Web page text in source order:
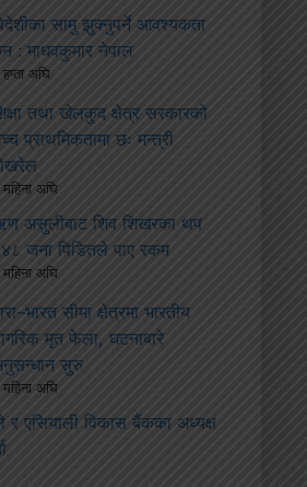
सामु झुक्नुपर्ने आवश्यकता
: माधवकुमार नेपाल
अघि
तथा खेलकुद क्षेत्र सरकारको
प्राथमिकतामा छः मन्त्री
अघि
असुलीबाट शिव शिखरका थप
जना पिडितले पाए रकम
महिना अघि
सीमा क्षेत्रमा भारतीय
मृत फेला, घटनाबारे
सुरु
अघि
र एसियाली विकास बैंकका अध्यक्ष